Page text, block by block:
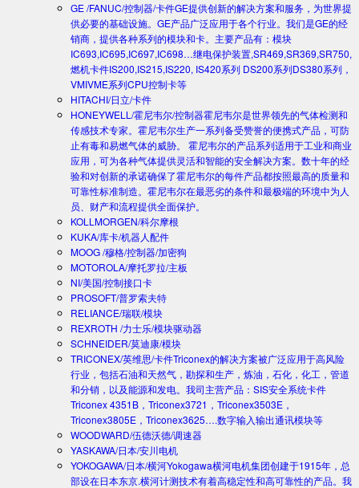
GE /FANUC/控制器/卡件GE提供创新的解决方案和服务，为世界提
供必要的基础设施。GE产品广泛应用于各个行业。我们是GE的经
销商，提供各种系列的模块和卡。主要产品有：模块
IC693,IC695,IC697,IC698…继电保护装置,SR469,SR369,SR750,
燃机卡件IS200,IS215,IS220, IS420系列 DS200系列DS380系列，
VMIVME系列CPU控制卡等
HITACHI/日立/卡件
HONEYWELL/霍尼韦尔/控制器霍尼韦尔是世界领先的气体检测和
传感技术专家。霍尼韦尔生产一系列备受赞誉的便携式产品，可防
止有毒和易燃气体的威胁。 霍尼韦尔的产品系列适用于工业和商业
应用，可为各种气体提供灵活和智能的安全解决方案。数十年的经
验和对创新的承诺确保了霍尼韦尔的每件产品都按照最高的质量和
可靠性标准制造。霍尼韦尔在最恶劣的条件和最极端的环境中为人
员、财产和流程提供全面保护。
KOLLMORGEN/科尔摩根
KUKA/库卡/机器人配件
MOOG /穆格/控制器/加密狗
MOTOROLA/摩托罗拉/主板
NI/美国/控制接口卡
PROSOFT/普罗索夫特
RELIANCE/瑞联/模块
REXROTH /力士乐/模块驱动器
SCHNEIDER/莫迪康/模块
TRICONEX/英维思/卡件Triconex的解决方案被广泛应用于高风险
行业，包括石油和天然气，勘探和生产，炼油，石化，化工，管道
和分销，以及能源和发电。我司主营产品：SIS安全系统卡件
Triconex 4351B，Triconex3721，Triconex3503E，
Triconex3805E，Triconex3625….数字输入输出通讯模块等
WOODWARD/伍德沃德/调速器
YASKAWA/日本/安川电机
YOKOGAWA/日本/横河Yokogawa横河电机集团创建于1915年，总
部设在日本东京.横河计测技术有着高稳定性和高可靠性的产品。我